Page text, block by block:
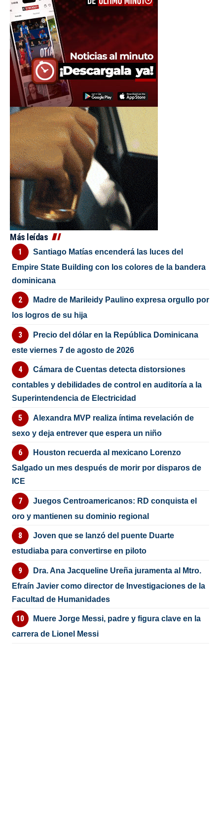
Más leídas
Santiago Matías encenderá las luces del
Empire State Building con los colores de la bandera
dominicana
Madre de Marileidy Paulino expresa orgullo por
los logros de su hija
Precio del dólar en la República Dominicana
este viernes 7 de agosto de 2026
Cámara de Cuentas detecta distorsiones
contables y debilidades de control en auditoría a la
Superintendencia de Electricidad
Alexandra MVP realiza íntima revelación de
sexo y deja entrever que espera un niño
Houston recuerda al mexicano Lorenzo
Salgado un mes después de morir por disparos de
ICE
Juegos Centroamericanos: RD conquista el
oro y mantienen su dominio regional
Joven que se lanzó del puente Duarte
estudiaba para convertirse en piloto
Dra. Ana Jacqueline Ureña juramenta al Mtro.
Efraín Javier como director de Investigaciones de la
Facultad de Humanidades
Muere Jorge Messi, padre y figura clave en la
carrera de Lionel Messi